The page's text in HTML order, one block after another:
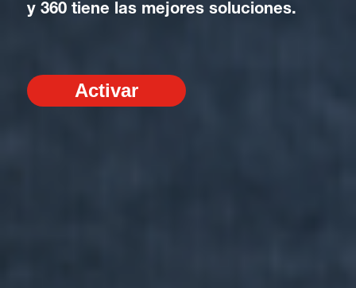
y 360 tiene las mejores soluciones.
Activar